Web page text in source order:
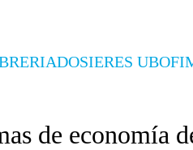
DOSIERES UB
de economía